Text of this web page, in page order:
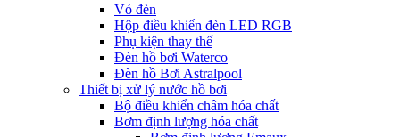
Vỏ đèn
Hộp điều khiển đèn LED RGB
Phụ kiện thay thế
Đèn hồ bơi Waterco
Đèn hồ Bơi Astralpool
Thiết bị xử lý nước hồ bơi
Bộ điều khiển châm hóa chất
Bơm định lượng hóa chất